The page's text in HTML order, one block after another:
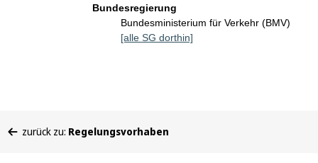
Bundesregierung
Bundesministerium für Verkehr (BMV)
[alle SG dorthin]
befinden
zurück zu: Regelungsvorhaben